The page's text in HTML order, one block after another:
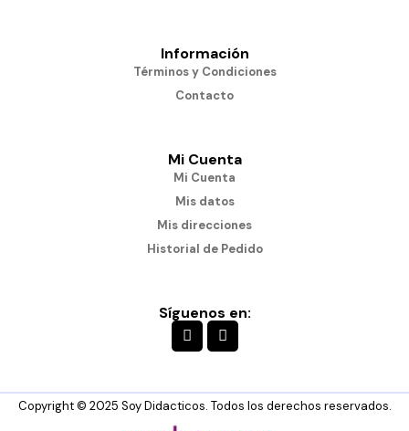
Información
Términos y Condiciones
Contacto
Mi Cuenta
Mi Cuenta
Mis datos
Mis direcciones
Historial de Pedido
Síguenos en:
Copyright © 2025 Soy Didacticos. Todos los derechos reservados.